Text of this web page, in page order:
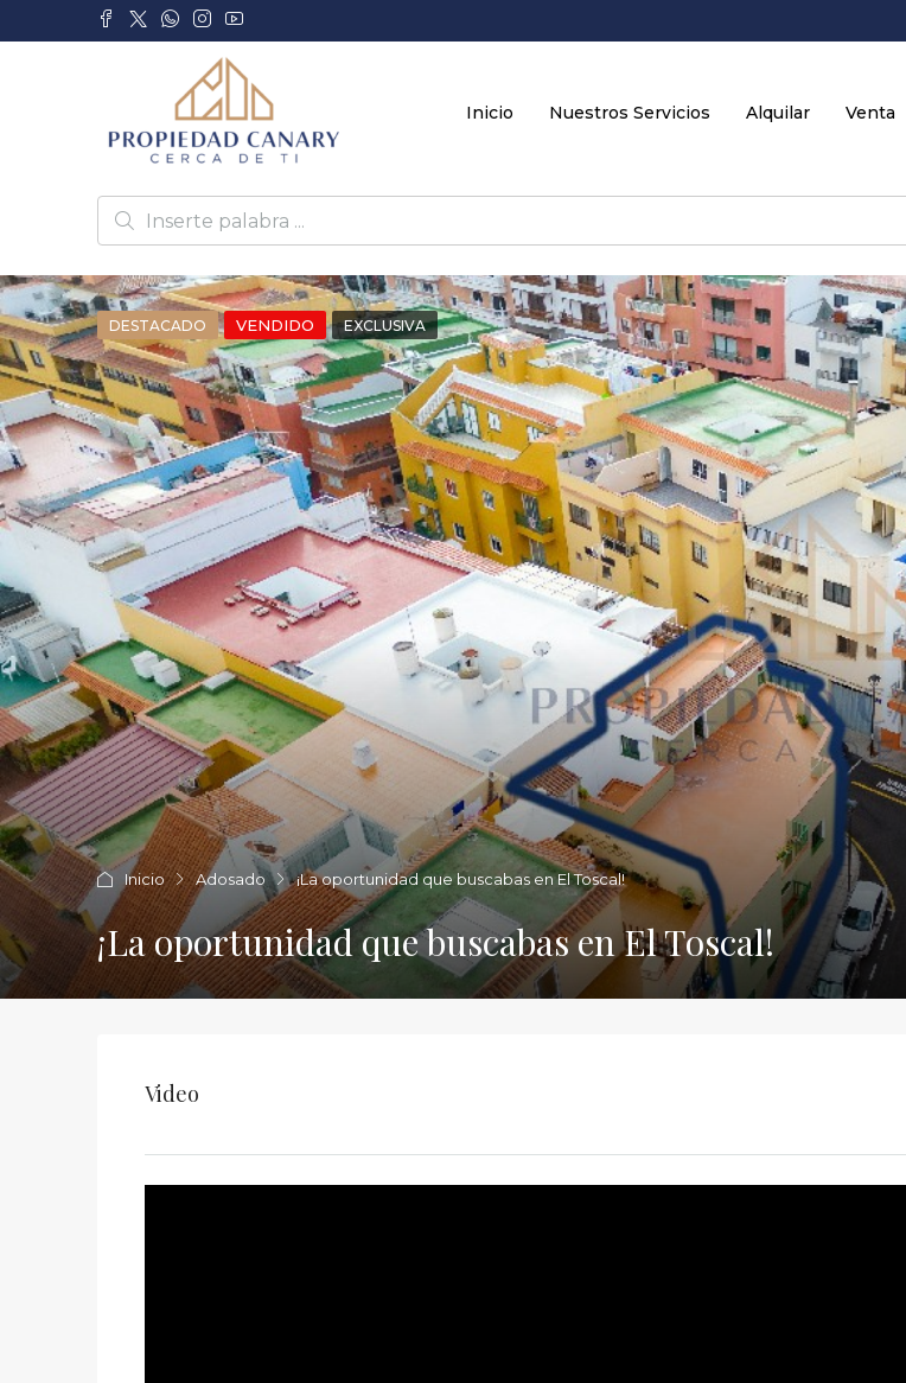
Inicio Nuestros Servicios Alquilar Venta
DESTACADO VENDIDO EXCLUSIVA
Inicio Adosado ¡La oportunidad que buscabas en El Toscal!
¡La oportunidad que buscabas en El Toscal!
Video